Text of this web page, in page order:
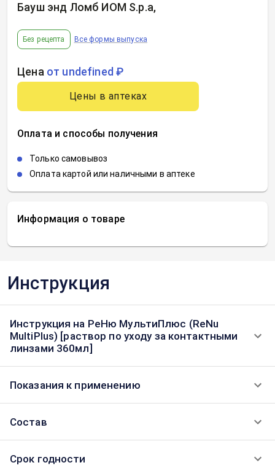
Информация о товаре
Бауш энд Ломб ИОМ S.p.a,
Без рецепта Все формы выпуска
Цена от undefined ₽
Цены в аптеках
Оплата и способы получения
Только самовывоз
Оплата картой или наличными в аптеке
Инструкция
Инструкция на РеНю МультиПлюс (ReNu
MultiPlus) [раствор по уходу за контактными
линзами 360мл]
Показания к применению
Состав
Срок годности